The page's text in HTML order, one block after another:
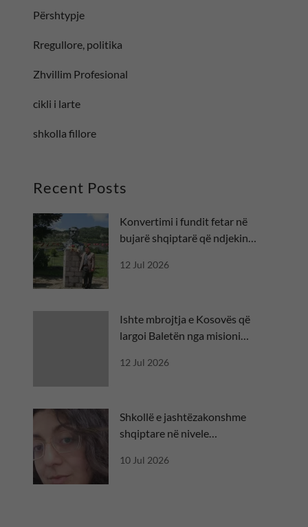
Përshtypje
Rregullore, politika
Zhvillim Profesional
cikli i larte
shkolla fillore
Recent Posts
Konvertimi i fundit fetar në
bujarë shqiptarë që ndjekin
12 Jul 2026
Ishte mbrojtja e Kosovës që
largoi Baletën nga misioni
12 Jul 2026
Shkollë e jashtëzakonshme
shqiptare në nivele
10 Jul 2026